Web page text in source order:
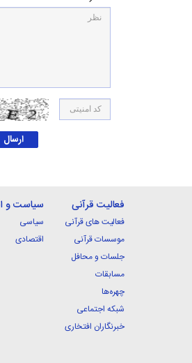
فعالیت قرآنی
فعالیت های قرآنی
موسسات قرآنی
جلسات و محافل
مسابقات
چهره‌ها
شبکه اجتماعی
خبرنگاران افتخاری
سیاست و
سیاسی
اقتصادی